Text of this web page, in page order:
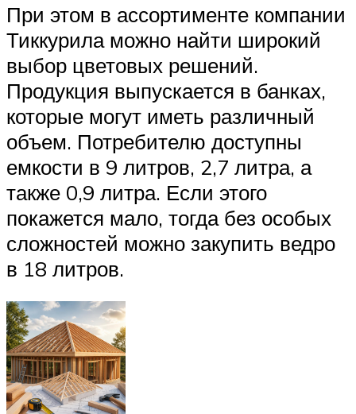
При этом в ассортименте компании
Тиккурила можно найти широкий
выбор цветовых решений.
Продукция выпускается в банках,
которые могут иметь различный
объем. Потребителю доступны
емкости в 9 литров, 2,7 литра, а
также 0,9 литра. Если этого
покажется мало, тогда без особых
сложностей можно закупить ведро
в 18 литров.